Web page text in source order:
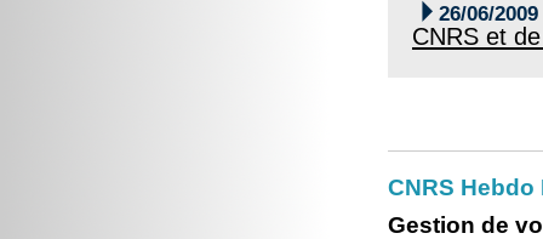
 26/06/2009
CNRS et
CNRS
Gestion de